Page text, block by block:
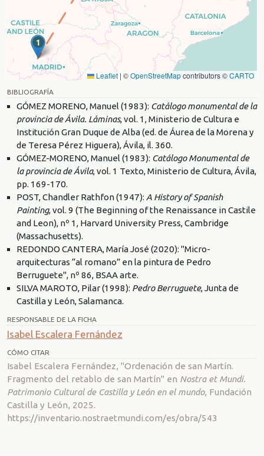
1
Leaflet | ©OpenStreetMapcontributors ©CARTO
BIBLIOGRAFÍA
GÓMEZ MORENO, Manuel (1983): Catálogo monumental de la
provincia de Ávila. Láminas, vol. 1, Ministerio de Cultura e
Institución Gran Duque de Alba (ed. de Áurea de la Morena y
de Teresa Pérez Higuera), Ávila, il. 360.
GÓMEZ-MORENO, Manuel (1983): Catálogo Monumental de
la provincia de Ávila, vol. 1 Texto, Ministerio de Cultura, Ávila,
pp. 169-170.
POST, Chandler Rathfon (1947): A History of Spanish
Painting, vol. 9 (The Beginning of the Renaissance in Castile
and Leon), nº 1, Harvard University Press, Cambridge
(Massachusetts).
REDONDO CANTERA, María José (2020): "Micro-
arquitecturas “al romano” en la pintura de Pedro
Berruguete", nº 86, BSAA arte.
SILVA MAROTO, Pilar (1998): Pedro Berruguete, Junta de
Castilla y León, Salamanca.
RESPONSABLE DE LA FICHA
Isabel Escalera Fernández
CÓMO CITAR
Isabel Escalera Fernández, "Ordenación de san Martín.
Fragmento del retablo de san Martín" en Nostra et Mundi.
Patrimonio Cultural de Castilla y León en el mundo, Fundación
Castilla y León, 2025.
https://inventario.nostraetmundi.com/es/obra/543